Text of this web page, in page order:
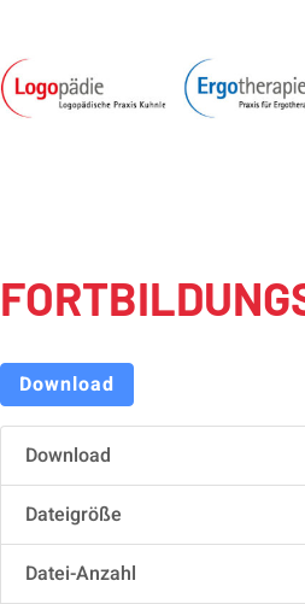
Download
Download
Dateigröße
Datei-Anzahl